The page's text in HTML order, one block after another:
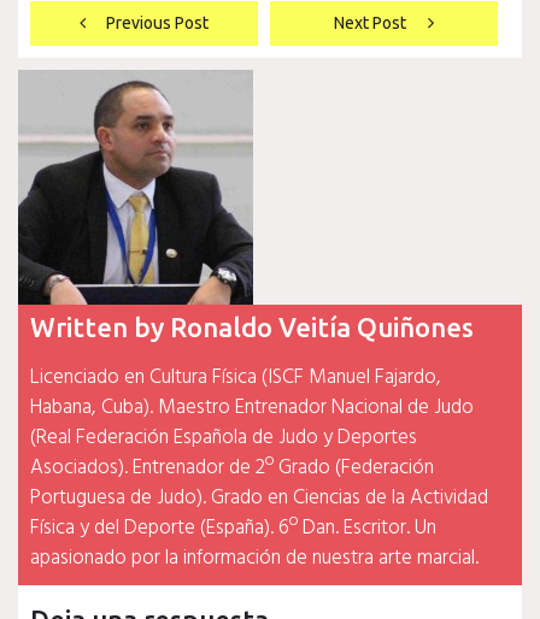
Navegación
de
entradas
Previous Post Next Post
Written by Ronaldo Veitía Quiñones
Licenciado en Cultura Física (ISCF Manuel Fajardo,
Habana, Cuba). Maestro Entrenador Nacional de Judo
(Real Federación Española de Judo y Deportes
Asociados). Entrenador de 2º Grado (Federación
Portuguesa de Judo). Grado en Ciencias de la Actividad
Física y del Deporte (España). 6º Dan. Escritor. Un
apasionado por la información de nuestra arte marcial.